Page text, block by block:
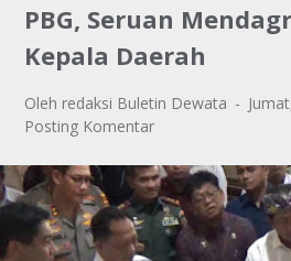
PBG, Seruan
Kepala Daerah
Oleh redaksi Buletin Dewata
Posting Komentar